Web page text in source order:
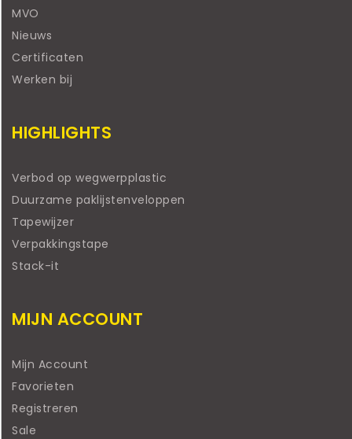
MVO
Nieuws
Certificaten
Werken bij
HIGHLIGHTS
Verbod op wegwerpplastic
Duurzame paklijstenveloppen
Tapewijzer
Verpakkingstape
Stack-it
MIJN ACCOUNT
Mijn Account
Favorieten
Registreren
Sale